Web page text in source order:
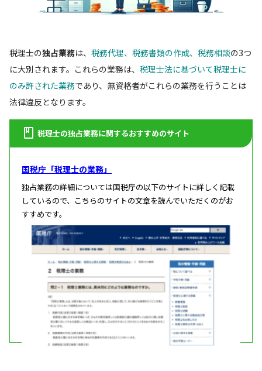
税理士の独占業務は、 税務代理、税務書類の作成、税務相談の3つ
に大別されます。これらの業務は、 税理士法に基づいて税理士に
のみ許された業務であり、無資格者がこれらの業務を行うことは
法律違反となります。
税理士の独占業務に関するおすすめのサイト
国税庁「税理士の業務」
独占業務の詳細については国税庁の以下のサイトに詳しく記載
しているので、こちらのサイトの文章を読んでいただくのがお
すすめです。